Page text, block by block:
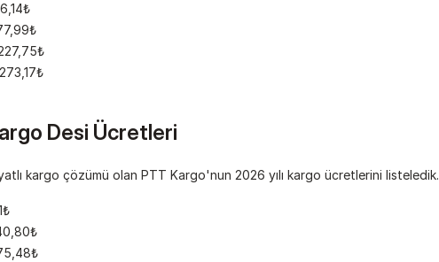
Desi Ücretleri
kargo çözümü olan PTT Kargo'nun 2026 yılı kargo ücretlerini listeledik.